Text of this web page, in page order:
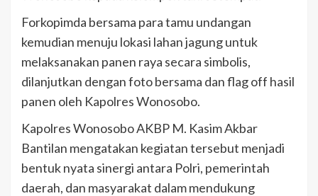
Forkopimda bersama para tamu undangan
kemudian menuju lokasi lahan jagung untuk
melaksanakan panen raya secara simbolis,
dilanjutkan dengan foto bersama dan flag off hasil
panen oleh Kapolres Wonosobo.
Kapolres Wonosobo AKBP M. Kasim Akbar
Bantilan mengatakan kegiatan tersebut menjadi
bentuk nyata sinergi antara Polri, pemerintah
daerah, dan masyarakat dalam mendukung